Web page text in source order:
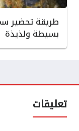
طريقة تحضير
بسيطة ولذيذة
تعليقات